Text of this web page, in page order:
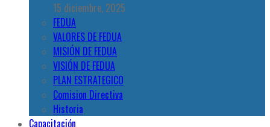
15 diciembre, 2025
FEDUA
VALORES DE FEDUA
MISIÓN DE FEDUA
VISIÓN DE FEDUA
PLAN ESTRATEGICO
Comision Directiva
Historia
Capacitación